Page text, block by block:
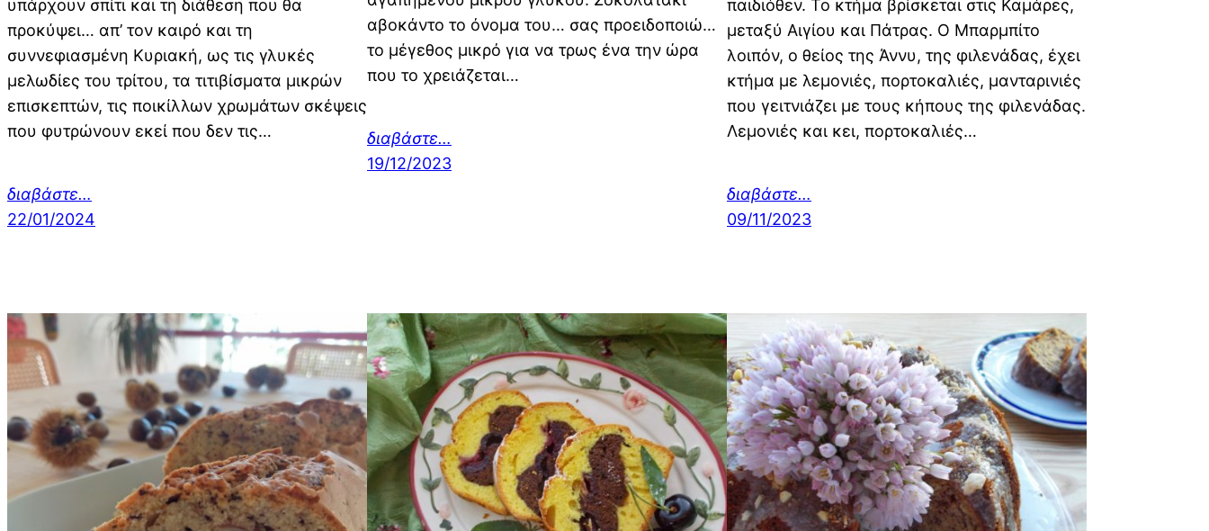
υπάρχουν σπίτι και τη διάθεση που θα
προκύψει… απ’ τον καιρό και τη
συννεφιασμένη Κυριακή, ως τις γλυκές
μελωδίες του τρίτου, τα τιτιβίσματα μικρών
επισκεπτών, τις ποικίλλων χρωμάτων σκέψεις
που φυτρώνουν εκεί που δεν τις…
διαβάστε…
22/01/2024
αβοκάντο το όνομα του… σας προειδοποιώ…
το μέγεθος μικρό για να τρως ένα την ώρα
που το χρειάζεται…
διαβάστε…
19/12/2023
παιδιόθεν. Το κτήμα βρίσκεται στις Καμάρες,
μεταξύ Αιγίου και Πάτρας. Ο Μπαρμπίτο
λοιπόν, ο θείος της Άννυ, της φιλενάδας, έχει
κτήμα με λεμονιές, πορτοκαλιές, μανταρινιές
που γειτνιάζει με τους κήπους της φιλενάδας.
Λεμονιές και κει, πορτοκαλιές…
διαβάστε…
09/11/2023